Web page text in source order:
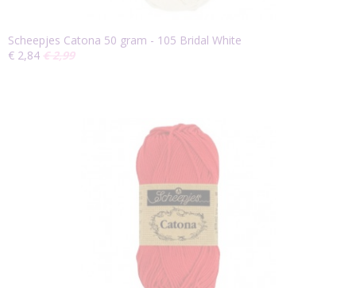
Scheepjes Catona 50 gram - 105 Bridal White
€ 2,84 € 2,99